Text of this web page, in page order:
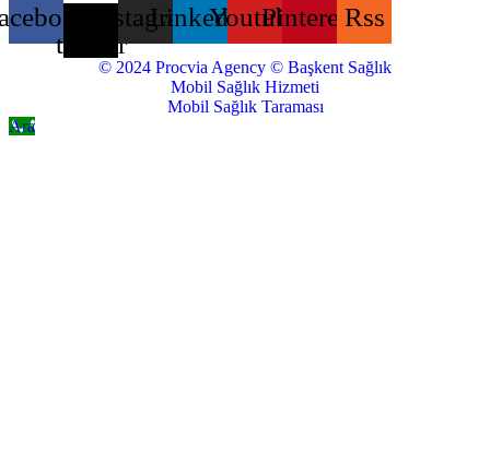
twitter
Instagram
LinkedinYoutubePinterestRss
© 2024 Procvia Agency © Başkent Sağlık
Mobil Sağlık Hizmeti
Mobil Sağlık Taraması
Ara